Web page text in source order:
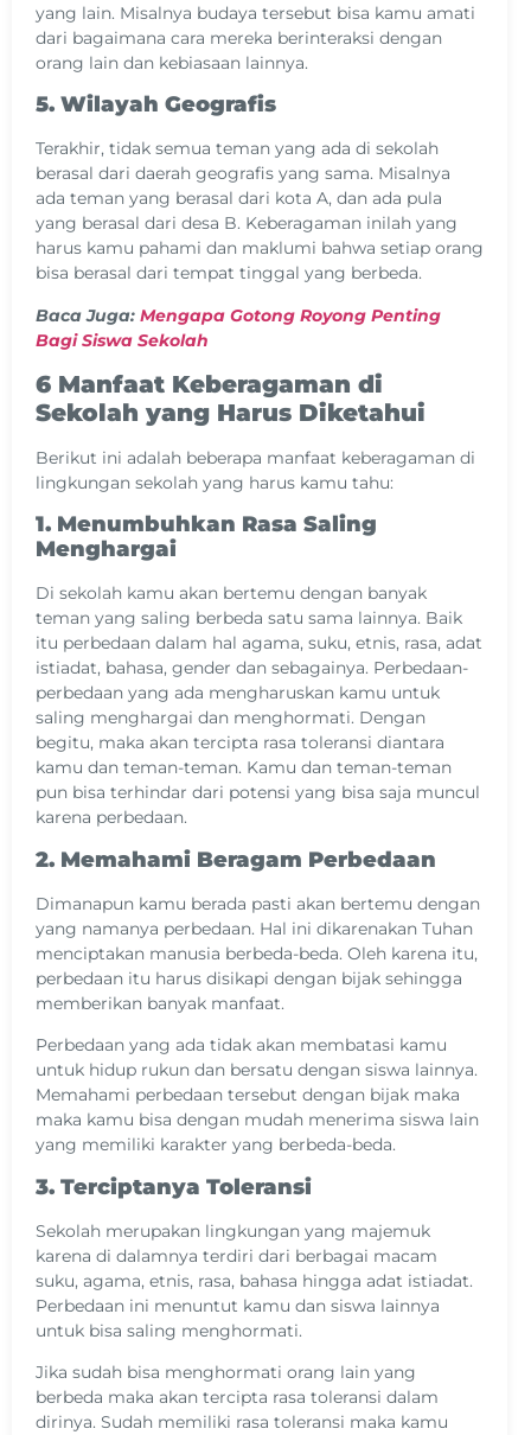
yang lain. Misalnya budaya tersebut bisa kamu amati
dari bagaimana cara mereka berinteraksi dengan
orang lain dan kebiasaan lainnya.
5. Wilayah Geografis
Terakhir, tidak semua teman yang ada di sekolah
berasal dari daerah geografis yang sama. Misalnya
ada teman yang berasal dari kota A, dan ada pula
yang berasal dari desa B. Keberagaman inilah yang
harus kamu pahami dan maklumi bahwa setiap orang
bisa berasal dari tempat tinggal yang berbeda.
Baca Juga: Mengapa Gotong Royong Penting
Bagi Siswa Sekolah
6 Manfaat Keberagaman di
Sekolah yang Harus Diketahui
Berikut ini adalah beberapa manfaat keberagaman di
lingkungan sekolah yang harus kamu tahu:
1. Menumbuhkan Rasa Saling
Menghargai
Di sekolah kamu akan bertemu dengan banyak
teman yang saling berbeda satu sama lainnya. Baik
itu perbedaan dalam hal agama, suku, etnis, rasa, adat
istiadat, bahasa, gender dan sebagainya. Perbedaan-
perbedaan yang ada mengharuskan kamu untuk
saling menghargai dan menghormati. Dengan
begitu, maka akan tercipta rasa toleransi diantara
kamu dan teman-teman. Kamu dan teman-teman
pun bisa terhindar dari potensi yang bisa saja muncul
karena perbedaan.
2. Memahami Beragam Perbedaan
Dimanapun kamu berada pasti akan bertemu dengan
yang namanya perbedaan. Hal ini dikarenakan Tuhan
menciptakan manusia berbeda-beda. Oleh karena itu,
perbedaan itu harus disikapi dengan bijak sehingga
memberikan banyak manfaat.
Perbedaan yang ada tidak akan membatasi kamu
untuk hidup rukun dan bersatu dengan siswa lainnya.
Memahami perbedaan tersebut dengan bijak maka
maka kamu bisa dengan mudah menerima siswa lain
yang memiliki karakter yang berbeda-beda.
3. Terciptanya Toleransi
Sekolah merupakan lingkungan yang majemuk
karena di dalamnya terdiri dari berbagai macam
suku, agama, etnis, rasa, bahasa hingga adat istiadat.
Perbedaan ini menuntut kamu dan siswa lainnya
untuk bisa saling menghormati.
Jika sudah bisa menghormati orang lain yang
berbeda maka akan tercipta rasa toleransi dalam
dirinya. Sudah memiliki rasa toleransi maka kamu